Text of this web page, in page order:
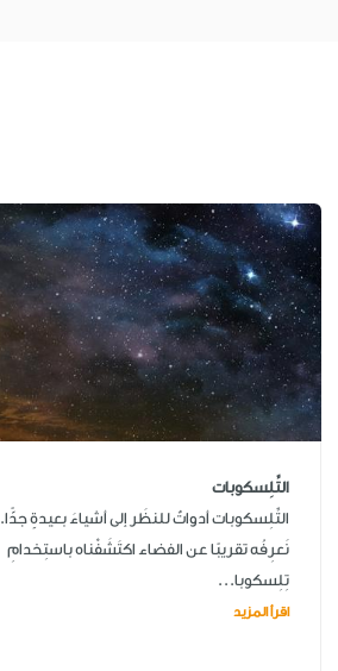
التِّلِسكوبات
التِّلِسكوبات أدواتٌ للنظَر إلى أشياءَ بعيدةٍ
نَعرِفُه تقريبًا عن الفضاء اكتَشَفْناه باستِخدامِ
تِلِسكوبا...
اقرأ المزيد